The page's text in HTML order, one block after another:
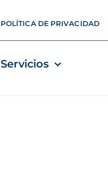
POLÍTICA DE PRIVACIDAD
Servicios